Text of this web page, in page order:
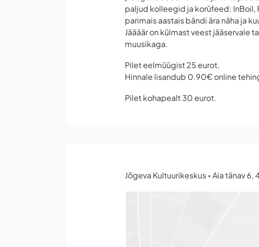
paljud kolleegid ja korüfeed: InBoil,
parimais aastais bändi ära näha ja
Jäääär on külmast veest jääservale
muusikaga.
Pilet eelmüügist 25 eurot.
Hinnale lisandub 0.90€ online
Pilet kohapealt 30 eurot.
Jõgeva Kultuurikeskus • Aia tänav 6,